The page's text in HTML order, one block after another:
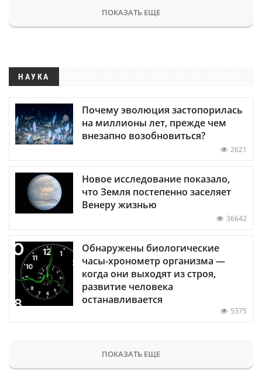
ПОКАЗАТЬ ЕЩЕ
НАУКА
Почему эволюция застопорилась
на миллионы лет, прежде чем
внезапно возобновиться?
2621
Новое исследование показало,
что Земля постепенно заселяет
Венеру жизнью
36642
Обнаружены биологические
часы-хронометр организма —
когда они выходят из строя,
развитие человека
останавливается
5375
ПОКАЗАТЬ ЕЩЕ